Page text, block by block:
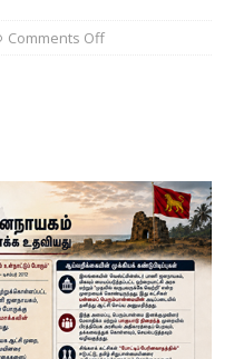
Comments Off